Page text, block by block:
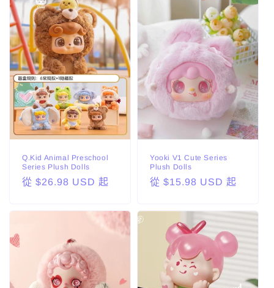
Q.Kid Animal Preschool
Series Plush Dolls
定
從 $26.98 USD 起
Yooki V1 Cute Series
Plush Dolls
定
從 $15.98 USD 起